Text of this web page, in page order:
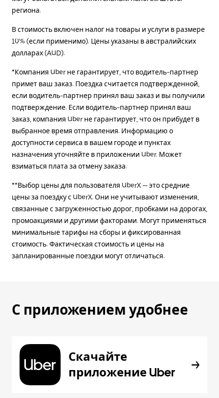
региона.
В стоимость включен налог на товары и услуги в размере
10% (если применимо). Цены указаны в австралийских
долларах (AUD).
*Компания Uber не гарантирует, что водитель-партнер
примет ваш заказ. Поездка считается подтвержденной,
если водитель-партнер принял ваш заказ и вы получили
подтверждение. Если водитель-партнер принял ваш
заказ, компания Uber не гарантирует, что он прибудет в
выбранное время отправления. Информацию о
доступности сервиса в вашем городе и пунктах
назначения уточняйте в приложении Uber. Может
взиматься плата за отмену заказа.
**Выбор цены для пользователя UberX — это средние
цены за поездку с UberX. Они не учитывают изменения,
связанные с загруженностью дорог, пробками на дорогах,
промоакциями и другими факторами. Могут применяться
минимальные тарифы на сборы и фиксированная
стоимость. Фактическая стоимость и цены на
запланированные поездки могут отличаться.
С приложением удобнее
Скачайте
приложение Uber